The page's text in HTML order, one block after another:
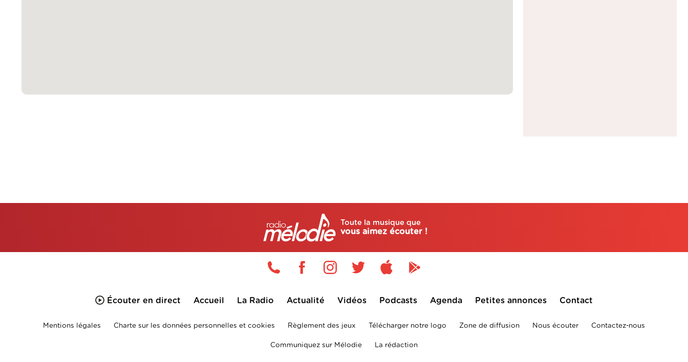
Toute la musique que
vous aimez écouter !
Écouter en direct Accueil La Radio Actualité Vidéos Podcasts Agenda Petites annonces Contact
Mentions légales Charte sur les données personnelles et cookies Règlement des jeux Télécharger notre logo Zone de diffusion Nous écouter Contactez-nous
Communiquez sur Mélodie La rédaction